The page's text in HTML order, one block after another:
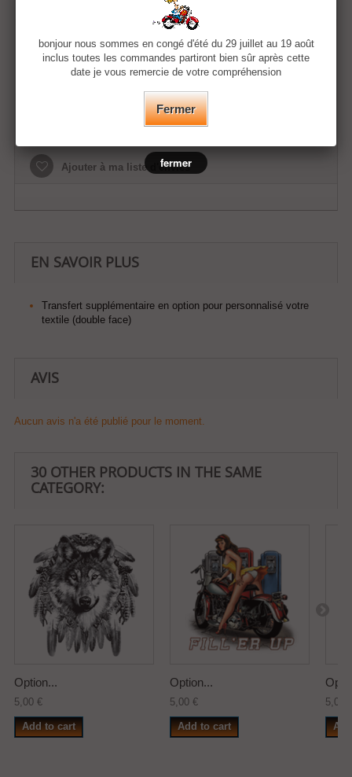
Quantité
Ajouter à ma liste d'envies
EN SAVOIR PLUS
Transfert supplémentaire en option pour personnalisé votre
textile (double face)
AVIS
Aucun avis n'a été publié pour le moment.
30 OTHER PRODUCTS IN THE SAME
CATEGORY:
Option...
5,00 €
Add to cart
Option...
5,00 €
Add to cart
5,00
bonjour nous sommes en congé d'été du 29 juillet au 19 août
inclus toutes les commandes partiront bien sûr après cette
date je vous remercie de votre compréhension
Fermer
fermer